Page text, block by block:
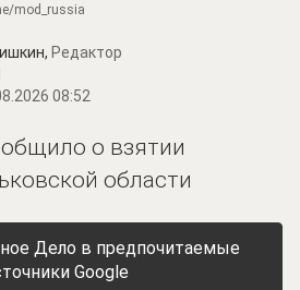
mod_russia
Редактор
08:52
о взятии
области
Дело в предпочитаемые
Google